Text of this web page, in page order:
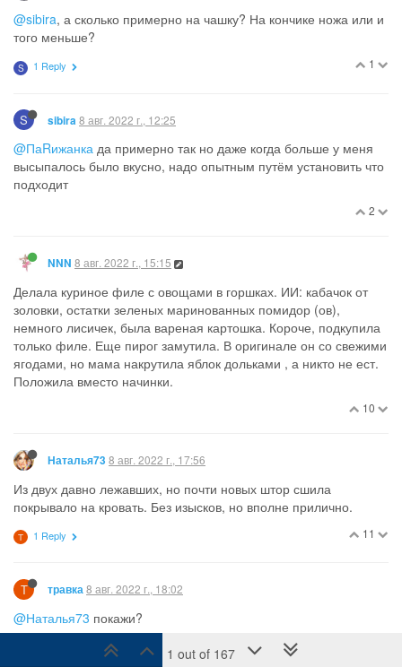
@sibira, а сколько примерно на чашку? На кончике ножа или и
того меньше?
1
S 1 Reply
S sibira 8 авг. 2022 г., 12:25
@ПаRижанка да примерно так но даже когда больше у меня
высыпалось было вкусно, надо опытным путём установить что
подходит
2
NNN 8 авг. 2022 г., 15:15
Делала куриное филе с овощами в горшках. ИИ: кабачок от
золовки, остатки зеленых маринованных помидор (ов),
немного лисичек, была вареная картошка. Короче, подкупила
только филе. Еще пирог замутила. В оригинале он со свежими
ягодами, но мама накрутила яблок дольками , а никто не ест.
Положила вместо начинки.
10
Наталья73 8 авг. 2022 г., 17:56
Из двух давно лежавших, но почти новых штор сшила
покрывало на кровать. Без изысков, но вполне прилично.
11
Т 1 Reply
Т травка8 авг. 2022 г., 18:02
@Наталья73 покажи?
1 out of 167